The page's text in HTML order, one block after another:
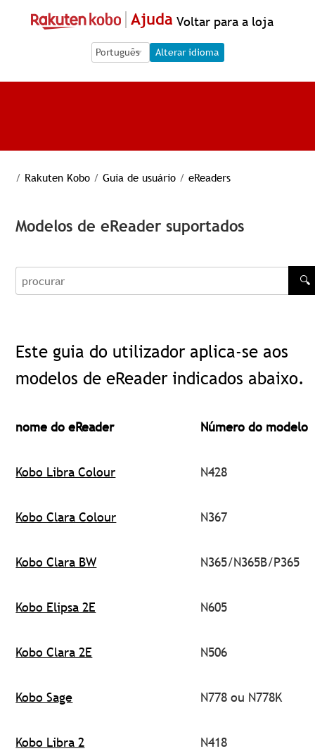
Ajuda Voltar para a loja
Language Selection
Language Selection
Alterar idioma
/ Rakuten Kobo / Guia de usuário / eReaders
Modelos de eReader suportados
procurar
🔍
Este guia do utilizador aplica-se aos
modelos de eReader indicados abaixo.
nome do eReader Número do modelo
Kobo Libra Colour N428
Kobo Clara Colour N367
Kobo Clara BW N365/N365B/P365
Kobo Elipsa 2E N605
Kobo Clara 2E N506
Kobo Sage N778 ou N778K
Kobo Libra 2 N418